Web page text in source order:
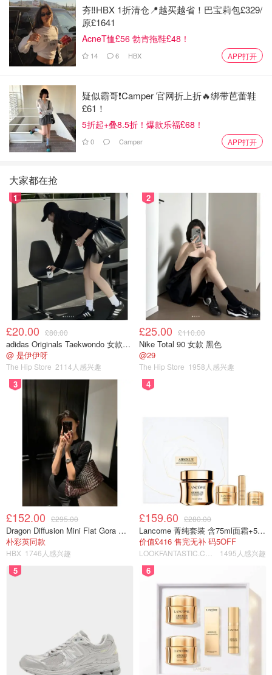
夯‼️HBX 1折清仓📍越买越省！巴宝莉包£329/
原£1641
AcneT恤£56 勃肯拖鞋£48！
14 6 HBX APP打开
疑似霸哥❗️Camper 官网折上折🔥绑带芭蕾鞋
£61！
5折起+叠8.5折！爆款乐福£68！
0 Camper APP打开
大家都在抢
1
£20.00 £80.00
adidas Originals Taekwondo 女款黑色运动鞋
@ 是伊伊呀
The Hip Store 2114人感兴趣
2
£25.00 £110.00
Nike Total 90 女款 黑色
@29
The Hip Store 1958人感兴趣
3
£152.00 £295.00
Dragon Diffusion Mini Flat Gora 深棕色手提包
朴彩英同款
HBX 1746人感兴趣
4
£159.60 £280.00
Lancome 菁纯套装 含75ml面霜+5ml精华+5ml眼霜
价值£416 售完无补 码5OFF
1495人感兴趣
5 6